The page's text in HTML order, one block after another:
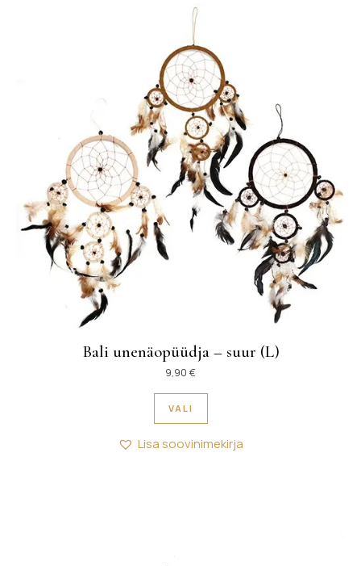
Bali unenäopüüdja – suur (L)
9,90 €
VALI
Sellel tootel on mitu
Lisa soovinimekirja